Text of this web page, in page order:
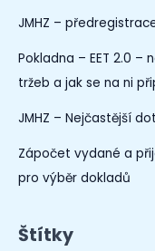
JMHZ –
Pokladna – EET 2.0
tržeb a jak se na ni
JMHZ – Nejčastější
Zápočet vydané a
pro výběr dokladů
Štítky